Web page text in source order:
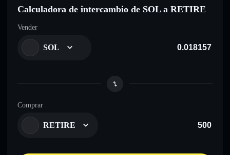
Calculadora de intercambio de SOL a RETIRE
Vender
SOL
Comprar
RETIRE